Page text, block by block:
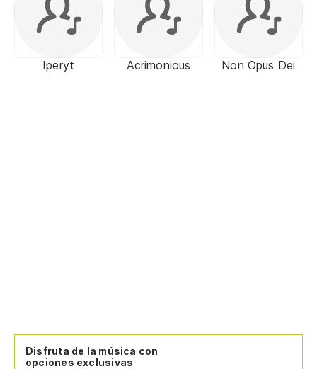
Iperyt Acrimonious Non Opus Dei
Disfruta de la música con
opciones exclusivas